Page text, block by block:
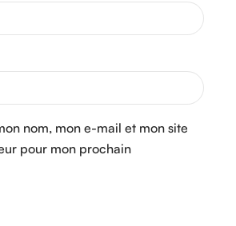
nom, mon e-mail et mon site
pour mon prochain